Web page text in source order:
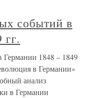
событий в
гг.
1848 – 1849
в Германии»
анализ
в Германии